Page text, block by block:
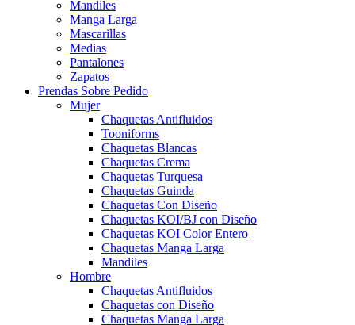
Mandiles
Manga Larga
Mascarillas
Medias
Pantalones
Zapatos
Prendas Sobre Pedido
Mujer
Chaquetas Antifluidos
Tooniforms
Chaquetas Blancas
Chaquetas Crema
Chaquetas Turquesa
Chaquetas Guinda
Chaquetas Con Diseño
Chaquetas KOI/BJ con Diseño
Chaquetas KOI Color Entero
Chaquetas Manga Larga
Mandiles
Hombre
Chaquetas Antifluidos
Chaquetas con Diseño
Chaquetas Manga Larga